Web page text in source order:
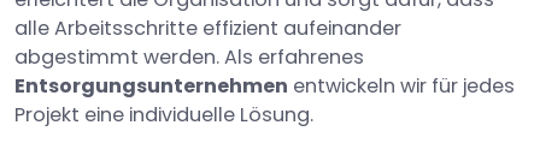
alle Arbeitsschritte effizient aufeinander
abgestimmt werden. Als erfahrenes
Entsorgungsunternehmen entwickeln wir für jedes
Projekt eine individuelle Lösung.